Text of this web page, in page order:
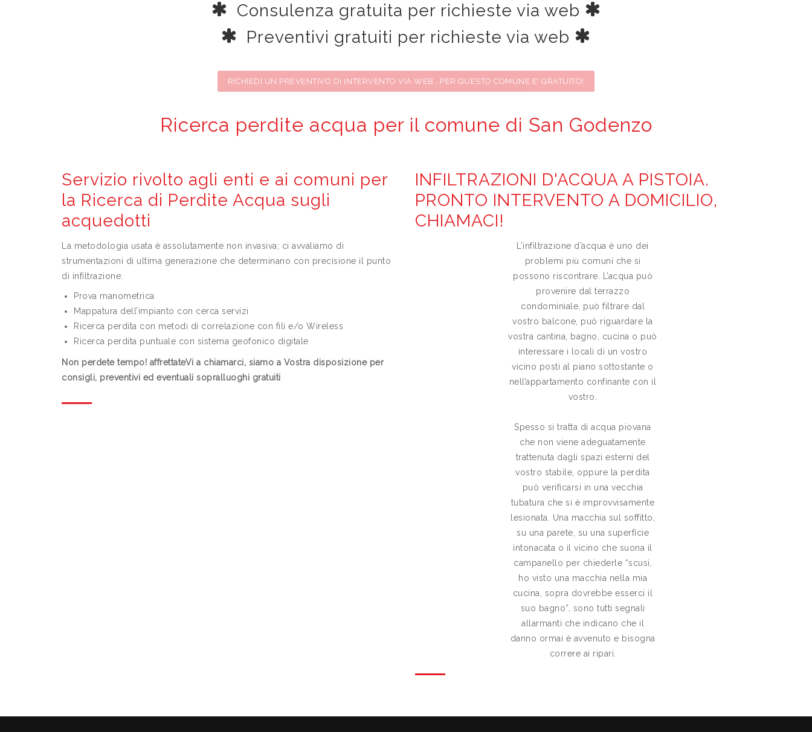
Consulenza gratuita per richieste via web
Preventivi gratuiti per richieste via web
RICHIEDI UN PREVENTIVO DI INTERVENTO VIA WEB...PER QUESTO COMUNE E' GRATUITO!
Ricerca perdite acqua per il comune di San Godenzo
Servizio rivolto agli enti e ai comuni per
la Ricerca di Perdite Acqua sugli
acquedotti
La metodologia usata è assolutamente non invasiva; ci avvaliamo di
strumentazioni di ultima generazione che determinano con precisione il punto
di infiltrazione:
Prova manometrica
Mappatura dell’impianto con cerca servizi
Ricerca perdita con metodi di correlazione con fili e/o Wireless
Ricerca perdita puntuale con sistema geofonico digitale
Non perdete tempo! affrettateVi a chiamarci, siamo a Vostra disposizione per
consigli, preventivi ed eventuali sopralluoghi gratuiti
INFILTRAZIONI D'ACQUA A PISTOIA.
PRONTO INTERVENTO A DOMICILIO,
CHIAMACI!
L’infiltrazione d’acqua è uno dei
problemi più comuni che si
possono riscontrare. L’acqua può
provenire dal terrazzo
condominiale, può filtrare dal
vostro balcone, può riguardare la
vostra cantina, bagno, cucina o può
interessare i locali di un vostro
vicino posti al piano sottostante o
nell’appartamento confinante con il
vostro.
Spesso si tratta di acqua piovana
che non viene adeguatamente
trattenuta dagli spazi esterni del
vostro stabile, oppure la perdita
può verificarsi in una vecchia
tubatura che si è improvvisamente
lesionata. Una macchia sul soffitto,
su una parete, su una superficie
intonacata o il vicino che suona il
campanello per chiederle “scusi,
ho visto una macchia nella mia
cucina, sopra dovrebbe esserci il
suo bagno”, sono tutti segnali
allarmanti che indicano che il
danno ormai è avvenuto e bisogna
correre ai ripari.